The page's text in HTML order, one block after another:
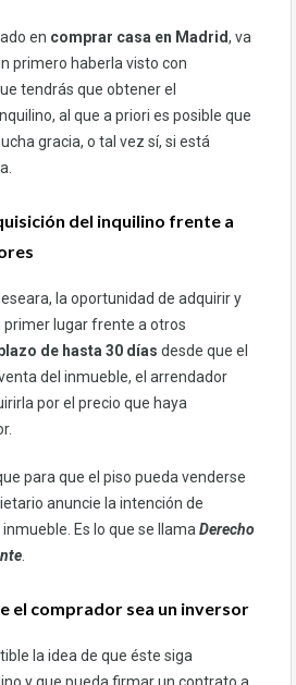
en comprar casa en Madrid, va
primero haberla visto con
tendrás que obtener el
al que a priori es posible que
gracia, o tal vez sí, si está
del inquilino frente a
la oportunidad de adquirir y
primer lugar frente a otros
de hasta 30 días desde que el
del inmueble, el arrendador
por el precio que haya
para que el piso pueda venderse
anuncie la intención de
Es lo que se llamaDerecho
.
el comprador sea un inversor
la idea de que éste siga